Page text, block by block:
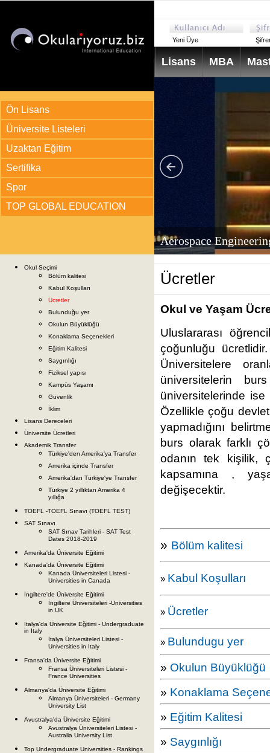
Ön Lisans
Üniversite Listeleri
Uzaktan Eğitim
Sertifika
Spor
TOP GLOBAL EDUCATION
Okul Seçimi
Bölüm kalitesi
Kabul Koşulları
Ücretler
Bulunduğu yer
Okulun Büyüklüğü
Konaklama Seçenekleri
Eğitim Kalitesi
Saygınlığı
Fiziksel yapısı
Kampüs Yaşamı
Güvenlik
İklim
Lisans Dereceleri
Üniversite Ücretleri
Akademik Transfer
Türkiye'den Amerika'ya Transfer
Amerika içinde Transfer
Amerika'dan Türkiye'ye Transfer
Türkiye 2 yıllıktan Amerika 4
yıllığa
TOEFL -TOEFL Sınavı (TOEFL TEST)
SAT Sınavı
SAT Sınav Tarihleri - SAT Test
Dates 2018-2019
Amerika'da Üniversite Eğitimi
Kanada'da Üniversite Eğitimi
Kanada Üniversiteleri Listesi -
Universities in Canada
İngiltere'de Üniversite Eğitimi
İngiltere Üniversiteleri -Universities
in UK
İtalya'da Üniversite Eğitimi - Undergraduate
in Italy
İtalya Üniversiteleri Listesi -
Universities in Italy
Fransa'da Üniversite Eğitimi
Fransa Üniversiteleri Listesi -
France Universities
Almanya'da Üniversite Eğitimi
Almanya Üniversiteleri - Germany
University List
Avustralya'da Üniversite Eğitimi
Avustralya Üniversiteleri Listesi -
Australia University List
Top Undergraduate Universities - Rankings
Yeni Üye
Lisans MBA
Aerospace
Ücretler
Okul ve Yaşam
Uluslararası
çoğunluğu
Üniversitelere
üniversitelerin
üniversitelerinde
Özellikle çoğu
yapmadığını
burs olarak farklı
odanın tek kişilik,
kapsamına ,
değişecektir.
» Bölüm kalitesi
» Kabul Koşulları
» Ücretler
» Bulundugu yer
» Okulun Büyüklüğü
» Konaklama
» Eğitim Kalitesi
» Saygınlığı